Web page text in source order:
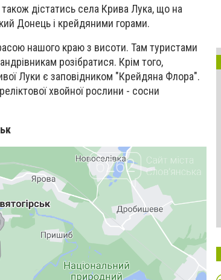
дістатись села Крива Лука, що на
Донець і крейдяними горами.
нашого краю з висоти. Там туристами
розібратися. Крім того,
Луки є заповідником "Крейдяна Флора".
хвойної рослини - сосни